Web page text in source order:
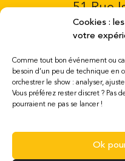
Cookies :
votre
Comme tout bon événement ou
besoin d’un peu de technique en
orchestrer le show : analyser,
Vous préférez rester discret ? Pas
pourraient ne pas se lancer !
Ok
51 Rue
Tél. 06-
Ouvert du lundi
mail :